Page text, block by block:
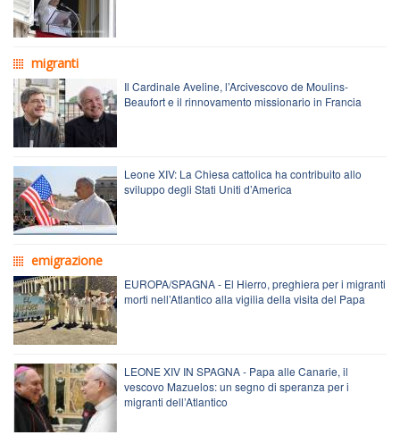
migranti
Il Cardinale Aveline, l’Arcivescovo de Moulins-
Beaufort e il rinnovamento missionario in Francia
Leone XIV: La Chiesa cattolica ha contribuito allo
sviluppo degli Stati Uniti d’America
emigrazione
EUROPA/SPAGNA - El Hierro, preghiera per i migranti
morti nell’Atlantico alla vigilia della visita del Papa
LEONE XIV IN SPAGNA - Papa alle Canarie, il
vescovo Mazuelos: un segno di speranza per i
migranti dell’Atlantico